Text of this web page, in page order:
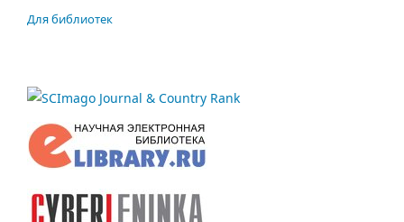
Для библиотек